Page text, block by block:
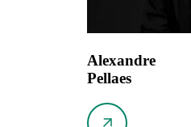
Alexandre
Pellaes